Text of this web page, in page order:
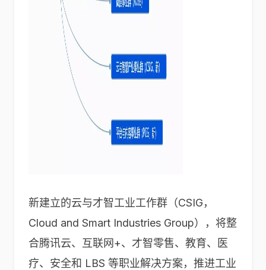
新建立的云与才智工业工作群（CSIG，
Cloud and Smart Industries Group），将整
合腾讯云、互联网+、才智零售、教育、医
疗、安全和 LBS 等职业解决方案，推进工业